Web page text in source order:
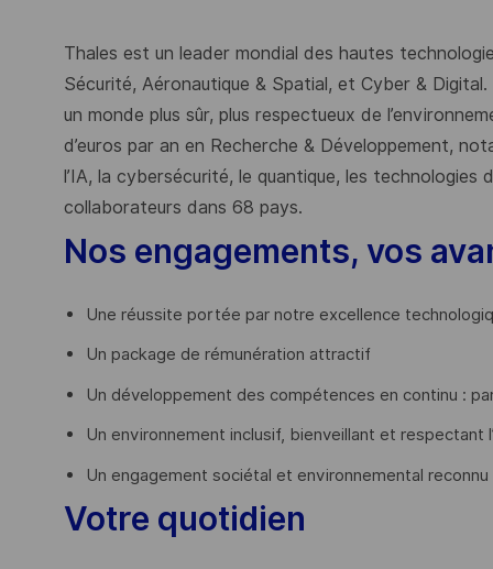
Thales est un leader mondial des hautes
Sécurité, Aéronautique & Spatial, et Cyber &
un monde plus sûr, plus respectueux de
d’euros par an en Recherche & Développement,
l’IA, la cybersécurité, le quantique, les
collaborateurs dans 68 pays.
Nos engagements, vos
Une réussite portée par notre excellence
Un package de rémunération attractif
Un développement des compétences en continu :
Un environnement inclusif, bienveillant et respectant
Un engagement sociétal et environnemental reconnu
Votre quotidien